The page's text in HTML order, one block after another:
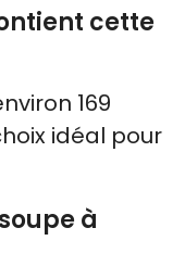
cette
169
idéal pour
à